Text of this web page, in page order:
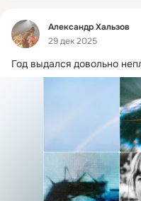
Фид
Александр Хальзов
29 дек 2025
Год выдался довольно